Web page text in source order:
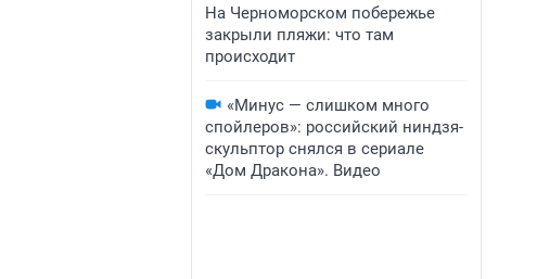
На Черноморском побережье
закрыли пляжи: что там
происходит
«Минус — слишком много
спойлеров»: российский ниндзя-
скульптор снялся в сериале
«Дом Дракона». Видео